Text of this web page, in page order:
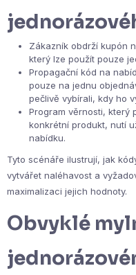
Zákazník obdrží kupón
který lze použít pouze
Propagační kód na
pouze na jednu
pečlivě vybírali, kdy ho
Program věrnosti, který
konkrétní produkt, nutí
nabídku.
Tyto scénáře ilustrují, jak
vytvářet naléhavost a
maximalizaci jejich hodnoty.
Obvyklé